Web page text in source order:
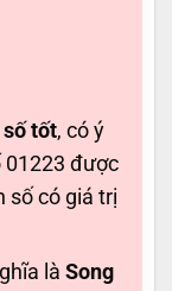
số tốt, có ý
01223 được
số có giá trị
là Song